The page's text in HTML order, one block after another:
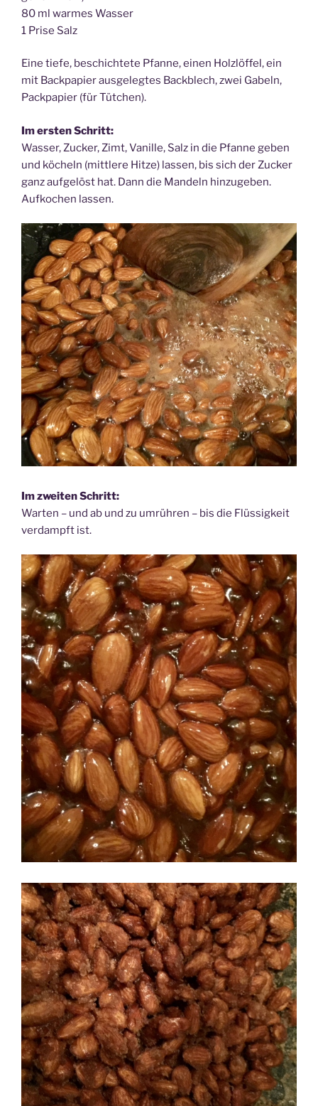
80 ml warmes Wasser
1 Prise Salz
Eine tiefe, beschichtete Pfanne, einen Holzlöffel, ein
mit Backpapier ausgelegtes Backblech, zwei Gabeln,
Packpapier (für Tütchen).
Im ersten Schritt:
Wasser, Zucker, Zimt, Vanille, Salz in die Pfanne geben
und köcheln (mittlere Hitze) lassen, bis sich der Zucker
ganz aufgelöst hat. Dann die Mandeln hinzugeben.
Aufkochen lassen.
Im zweiten Schritt:
Warten – und ab und zu umrühren – bis die Flüssigkeit
verdampft ist.